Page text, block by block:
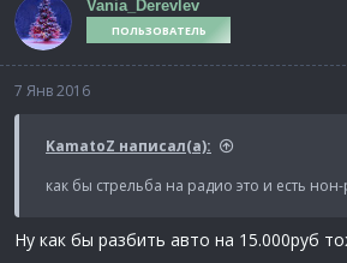
Vania_Derevlev
ПОЛЬЗОВАТЕЛЬ
7 Янв 2016
KamatoZ написал(а):
как бы стрельба на радио это и есть нон-
Ну как бы разбить авто на 15.000руб